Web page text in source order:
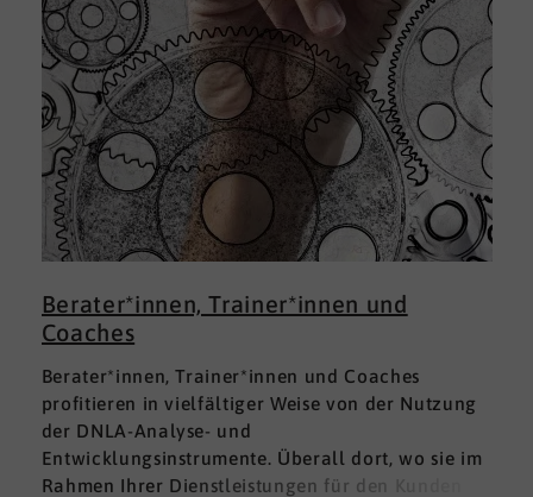
Berater*innen, Trainer*innen und
Coaches
Berater*innen, Trainer*innen und Coaches
profitieren in vielfältiger Weise von der Nutzung
der DNLA-Analyse- und
Entwicklungsinstrumente. Überall dort, wo sie im
Rahmen Ihrer Dienstleistungen für den Kunden